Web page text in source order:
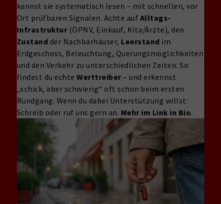
kannst sie systematisch lesen – mit schnellen, vor
Ort prüfbaren Signalen. Achte auf Alltags-
Infrastruktur(ÖPNV, Einkauf, Kita/Ärzte), den
Zustand der Nachbarhäuser, Leerstand im
Erdgeschoss, Beleuchtung, Querungsmöglichkeiten
und den Verkehr zu unterschiedlichen Zeiten. So
findest du echteWerttreiber– und erkennst
„schick, aber schwierig“ oft schon beim ersten
Rundgang. Wenn du dabei Unterstützung willst:
Schreib oder ruf uns gern an. Mehr im Link in Bio.